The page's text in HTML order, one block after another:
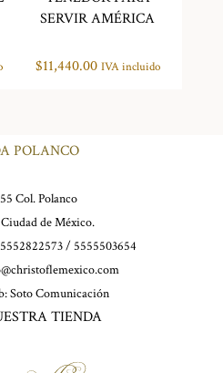
SERVIR AMÉRICA
$11,440.00 IVA incluido
POLANCO
Col. Polanco
Ciudad de México.
/ 5555503654
Soto Comunicación
TIENDA